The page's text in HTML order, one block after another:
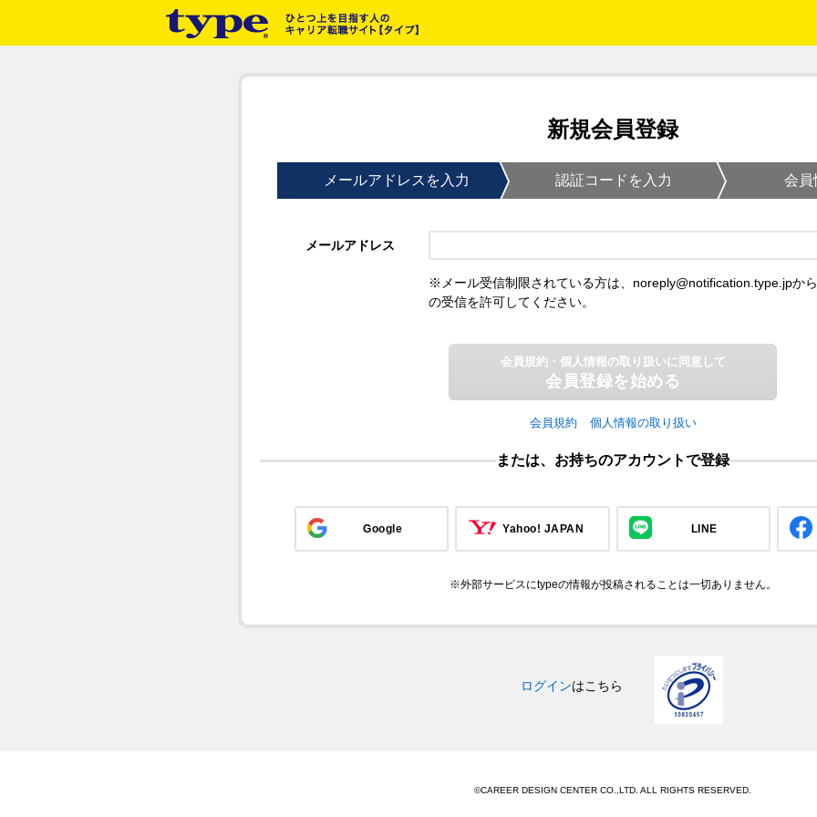
新規会員登録
メールアドレスを入力 認証コードを入力 会員
メールアドレス
※メール受信制限されている方は、noreply@notification.type.jpから
の受信を許可してください。
会員規約・個人情報の取り扱いに同意して
会員登録を始める
会員規約 個人情報の取り扱い
または、お持ちのアカウントで登録
Google Yahoo! JAPAN LINE
※外部サービスにtypeの情報が投稿されることは一切ありません。
ログインはこちら
©CAREER DESIGN CENTER CO.,LTD. ALL RIGHTS RESERVED.